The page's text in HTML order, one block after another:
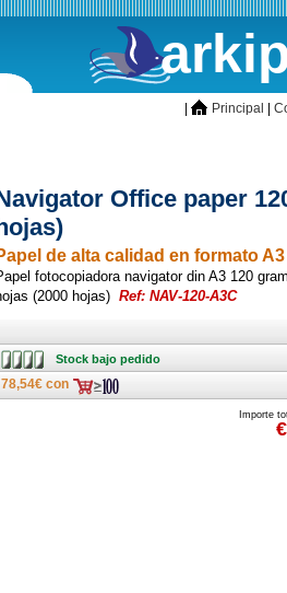
inicioPrincipal
Office paper
de alta calidad en formato A3
fotocopiadora navigator din A3 120
(2000 hojas) Ref: NAV-120-A3C
Stock
bajo
pedido
Stock bajo pedido
78,54€ con
Importe